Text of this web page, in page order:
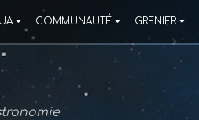
COMMUNAUTÉ GRENIER